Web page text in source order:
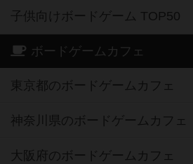
子供向けボードゲーム TOP50
ボードゲームカフェ
東京都のボードゲームカフェ
神奈川県のボードゲームカフェ
大阪府のボードゲームカフェ